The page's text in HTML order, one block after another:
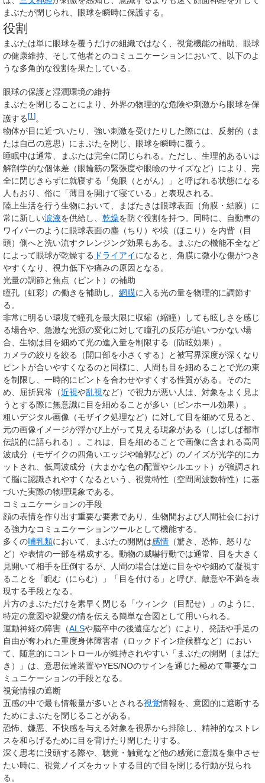
まぶたが閉じられ、眼球を瞬時に保護する。
役割
まぶたは単に眼球を覆うだけの組織ではなく、視覚機能の補助、眼球
の健康維持、そして他者とのコミュニケーションにおいて、以下のよ
うな多角的な役割を果たしている。
眼球の保護と湿潤環境の維持
まぶたを閉じることにより、外界の物理的な危険や刺激から眼球を保
護する[1 ]。
物体が目に近づいたり、強い刺激を受けたりした際には、反射的（ま
たは自己の意思）にまぶたを閉じ、眼球を瞬時に覆う。
睡眠中は通常、まぶたは完全に閉じられる。ただし、生理的あるいは
解剖学的な個体差（眼輪筋の緊張度や眼瞼のサイズなど）により、完
全に閉じきらずに就寝する「兔眼（とがん）」と呼ばれる状態になる
人もおり、俗に「薄目を開けて寝ている」と表現される。
陸上生活を行う生物において、まばたきは眼球表面（角膜・結膜）に
常に新しい涙液を供給し、 乾燥を防ぐ役割を持つ。同時に、自動車の
ワイパーのように眼球表面の塵（ちり）や埃（ほこり）を内眥（目
頭）側へと洗い流すクレンジング効果もある。まぶたの機能不全など
によって眼球が乾燥する ドライアイになると、角膜に微小な傷がつき
やすくなり、視力低下や痛みの原因となる。
光量の調節と焦点（ピント）の補助
瞳孔（虹彩）の働きを補助し、 網膜に入る光の量を物理的に調節す
る。
非常に明るい環境で瞳孔を最大限に収縮（縮瞳）しても眩しさを感じ
る場合や、急激な光源の変化に対して瞳孔の反応が追いつかない場
合、生物は目を細めて光の進入量を制限する（防眩効果）。
カメラの絞りを絞る（開口部を小さくする）と被写界深度が深くなり
ピントが合いやすくなるのと同様に、人間も目を細めることで光の束
を制限し、一時的にピントを合わせやすくする性質がある。そのた
め、屈折異常（近視や乱視など）で視力が悪い人は、対象をよく見よ
うとする際に無意識に目を細めることが多い（ピンホール効果）。
粗いデジタル画像（モザイク処理など）に対して目を細めて見ると、
元の画像イメージが浮かび上がって見える現象がある（しばしば都市
伝説的に語られる）。これは、目を細めることで画像に含まれる高周
波成分（モザイクの四角いエッジや輪郭など）のノイズが光学的にカ
ットされ、低周波成分（大まかな色の配置やシルエット）が強調され
て脳に認識されやすくなるという、視覚特性（空間周波数特性）に基
づいた実際の物理現象である。
コミュニケーションの手段
顔の表情を作り出す重要な要素であり、生物間および人間社会におけ
る強力なコミュニケーションツールとして機能する。
多くの哺乳類において、まぶたの開閉は感情 （驚き、恐怖、怒りな
ど）や表情の一部を構成する。動物の威嚇行動では通常、目を大きく
見開いて相手を圧倒するが、人間の場合は逆に目をやや細めて凝視す
ることを「睨む（にらむ）」「目を付ける」と呼び、敵意や不満を表
現する手段となる。
片方のまぶただけを素早く閉じる「ウィンク（目配せ）」のように、
特定の意図や親愛の情を伝える簡単な合図として用いられる。
運動神経の障害（ALSや脳卒中の後遺症など）により、発話や手足の
自由が奪われた重度身体障害者（ロックドイン症候群など）におい
て、随意的にコントロールが維持されやすい「まぶたの開閉（まばた
き）」は、意思伝達装置やYES/NOのサインを通じた極めて重要なコ
ミュニケーションの手段となる。
視覚情報の遮断
五感の中で最も情報量が多いとされる視覚情報を、意図的に遮断する
ためにまぶたを閉じることがある。
恐怖、嫌悪、不快感を与える対象を視界から排除し、精神的なストレ
スを和らげるために目を背けたり閉じたりする。
深く思考に没頭する際や、聴覚・触覚など他の感覚に意識を集中させ
たい時に、視覚ノイズをカットする目的で目を閉じる行動が見られ
る。